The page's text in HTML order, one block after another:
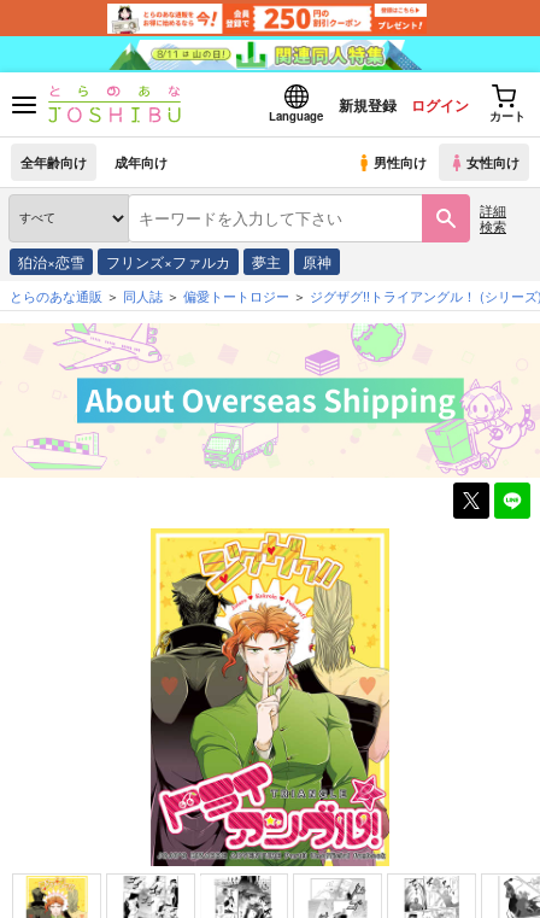
Language
新規登録 ログイン
カート
全年齢向け 成年向け 男性向け 女性向け
詳細
検索
狛治×恋雪 フリンズ×ファルカ 夢主 原神
とらのあな通販 同人誌 偏愛トートロジー ジグザグ!!トライアングル！ (シリー